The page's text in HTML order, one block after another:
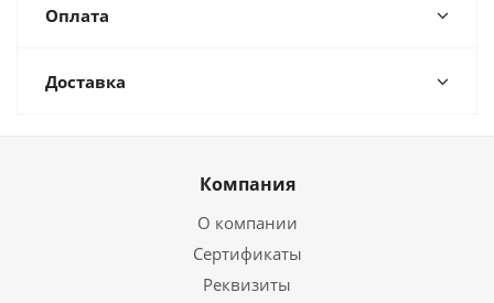
Оплата
Доставка
Компания
О компании
Сертификаты
Реквизиты